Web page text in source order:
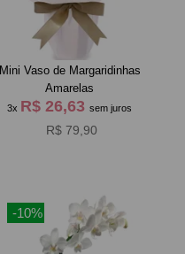
Mini Vaso de Margaridinhas
Amarelas
3x R$ 26,63sem juros
R$ 79,90
-10%